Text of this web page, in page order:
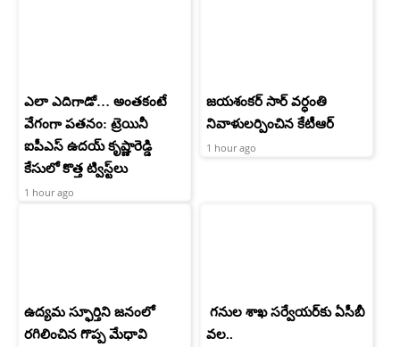
ఎలా ఎదిగాడో… అంతకంటే
వేగంగా పతనం: ట్రెయినీ
ఐపీఎస్ ఉదయ్ కృష్ణారెడ్డి
కేసులో కొత్త ట్విస్ట్‌లు
1 hour ago
జయశంకర్ సార్ వర్ధంతి
నివాళులర్పించిన కేటీఆర్
1 hour ago
ఉద్యమ స్ఫూర్తిని జనంలో
రగిలించిన గొప్ప మేధావి
గనుల శాఖ సర్వేయర్‌కు ఏసీబీ
వల..